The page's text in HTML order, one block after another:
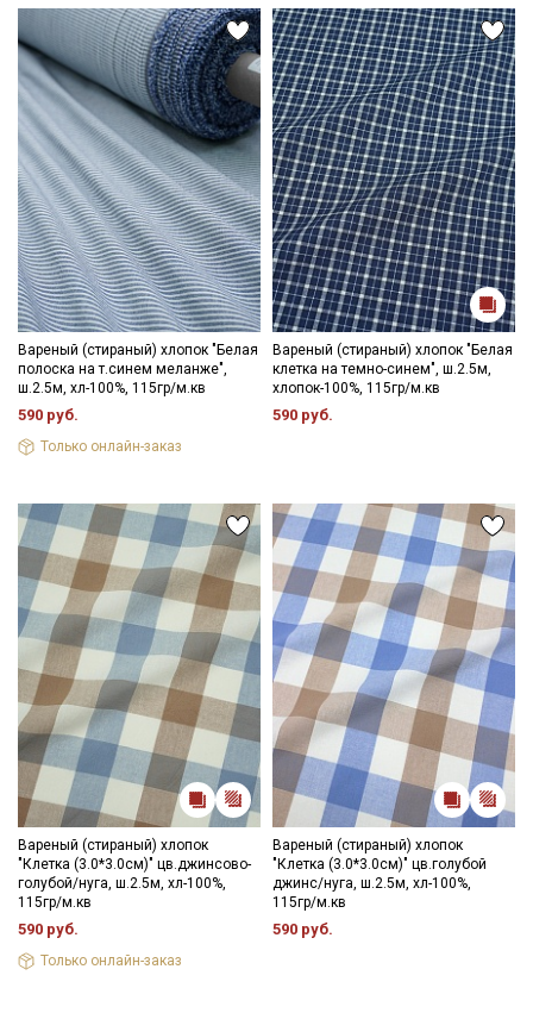
Вареный (стираный) хлопок "Белая
полоска на т.синем меланже",
ш.2.5м, хл-100%, 115гр/м.кв
590 руб.
Только онлайн-заказ
Вареный (стираный) хлопок "Белая
клетка на темно-синем", ш.2.5м,
хлопок-100%, 115гр/м.кв
590 руб.
Вареный (стираный) хлопок
"Клетка (3.0*3.0см)" цв.джинсово-
голубой/нуга, ш.2.5м, хл-100%,
115гр/м.кв
590 руб.
Только онлайн-заказ
Вареный (стираный) хлопок
"Клетка (3.0*3.0см)" цв.голубой
джинс/нуга, ш.2.5м, хл-100%,
115гр/м.кв
590 руб.